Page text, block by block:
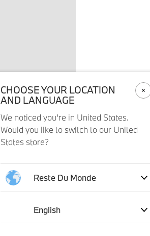
CHOOSE YOUR LOCATION
AND LANGUAGE
We noticed you’re in United States.
Would you like to switch to our United
States store?
Reste Du Monde
English